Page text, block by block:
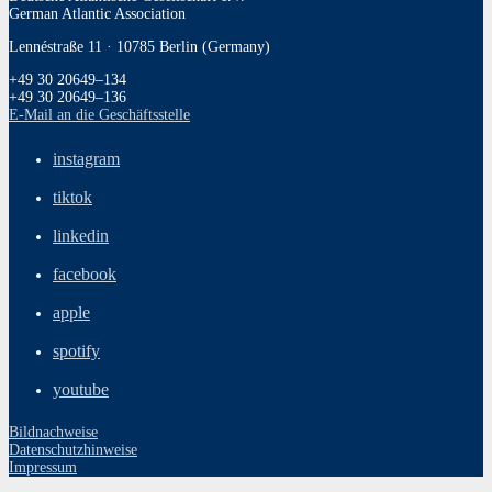
German Atlantic Association
Lennéstraße 11 · 10785 Berlin (Germany)
+49 30 20649–134
+49 30 20649–136
E‑Mail an die Geschäftsstelle
instagram
tiktok
linkedin
facebook
apple
spotify
youtube
Bildnachweise
Datenschutzhinweise
Impressum